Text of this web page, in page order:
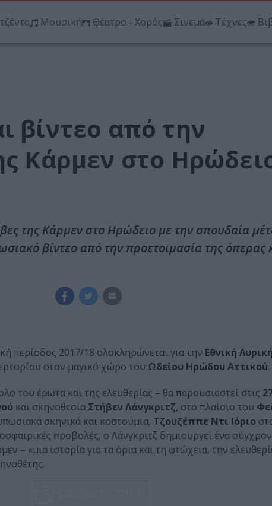
Μουσική Θέατρο - Χορός Σινεμά Τέχνες
βίντεο από την
Κάρμεν στο
της Κάρμεν στο Ηρώδειο με την σπουδαία
βίντεο από την προετοιμασία της όπερας
περίοδος 2017/18 ολοκληρώνεται για την Εθνική
στον μαγικό χώρο του Ωδείου Ηρώδου Αττικού.
του έρωτα και της ελευθερίας – θα παρουσιαστεί στις
και σκηνοθεσία Στήβεν Λάνγκριτζ, στο πλαίσιο του
σκηνικά και κοστούμια, Τζουζέππε Ντι Ιόριο
προβολές, ο Λάνγκριτζ δημιουργεί ένα
– «μια ιστορία για τα όρια και τη φτώχεια, την